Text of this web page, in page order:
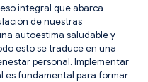
integral que abarca
de nuestras
autoestima saludable y
esto se traduce en una
personal. Implementar
es fundamental para formar